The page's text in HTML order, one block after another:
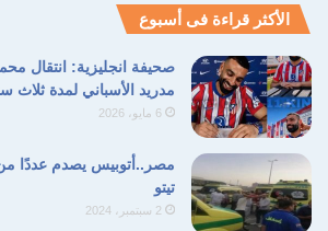
الأكثر قراءة فى أسبوع
صحيفة انجليزية: انتقال
مدريد الأسباني لمدة ثلاث
6 مايو، 2026
مصر..أتوبيس يصدم عددًا
تيتو
2 سبتمبر، 2024